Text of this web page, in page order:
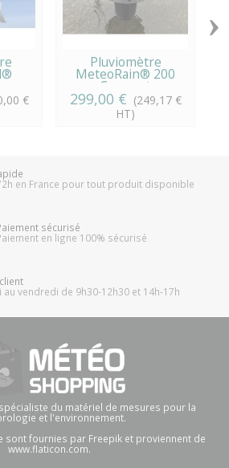
€
Pluviomètre
MeteoRain® 200
Compact
299,00 € (249,17 €
HT)
›
en France pour tout produit disponible
sécurisé
en ligne 100% sécurisé
au vendredi de 9h30-12h30 et 14h-17h
du matériel de mesures pour la
et l'environnement.
sont fournies par Freepik et proviennent de
www.flaticon.com.